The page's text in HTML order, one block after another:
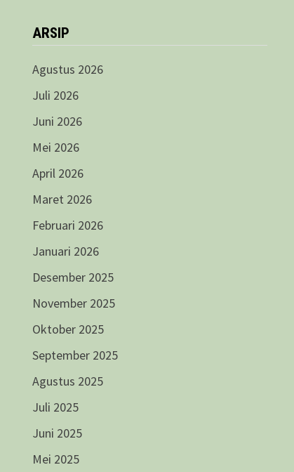
ARSIP
Agustus 2026
Juli 2026
Juni 2026
Mei 2026
April 2026
Maret 2026
Februari 2026
Januari 2026
Desember 2025
November 2025
Oktober 2025
September 2025
Agustus 2025
Juli 2025
Juni 2025
Mei 2025